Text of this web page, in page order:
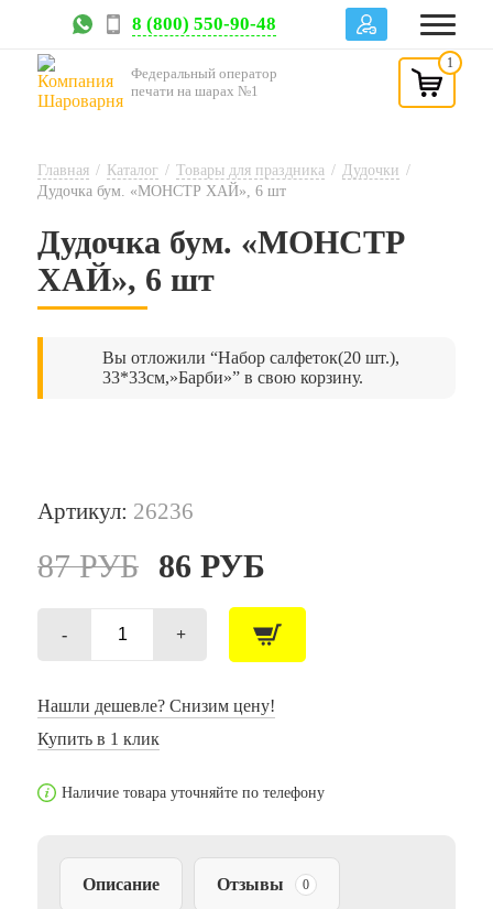
8 (800) 550-90-48
Федеральный оператор
печати на шарах №1
1
Главная / Каталог / Товары для праздника / Дудочки /
Дудочка бум. «МОНСТР ХАЙ», 6 шт
Дудочка бум. «МОНСТР
ХАЙ», 6 шт
Вы отложили “Набор салфеток(20 шт.),
33*33см,»Барби»” в свою корзину.
Артикул: 26236
87РУБ 86 РУБ
Количество
бум.
"МОНСТР
ХАЙ",
шт
- +
Нашли дешевле? Снизим цену!
Купить в 1 клик
Наличие товара уточняйте по телефону
Описание Отзывы 0